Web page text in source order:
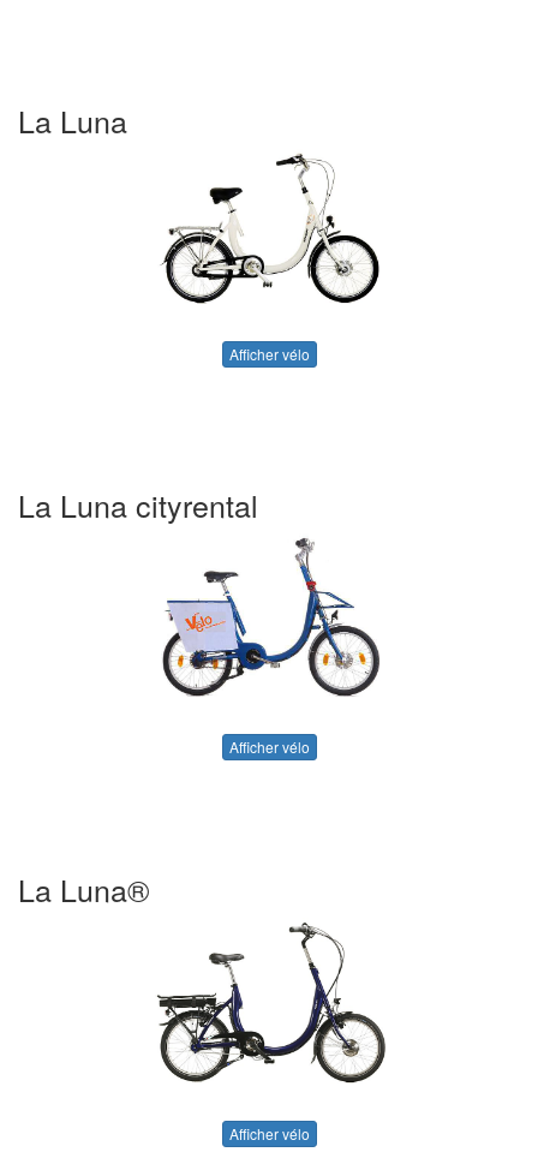
La Luna
Afficher vélo
La Luna cityrental
Afficher vélo
La Luna®
Afficher vélo